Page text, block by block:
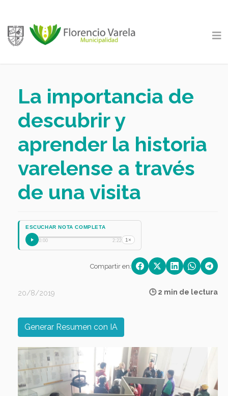
La importancia de
descubrir y
aprender la historia
varelense a través
de una visita
ESCUCHAR NOTA COMPLETA
0:00 2:22 1×
Compartir en:
20/8/2019 🕒 2 min de lectura
Generar Resumen con IA